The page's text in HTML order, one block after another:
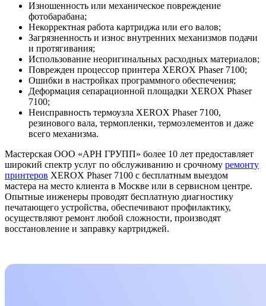
Изношенность или механическое повреждение
фотобарабана;
Некорректная работа картриджа или его валов;
Загрязненность и износ внутренних механизмов подачи
и протягивания;
Использование неоригинальных расходных материалов;
Поврежден процессор принтера XEROX Phaser 7100;
Ошибки в настройках программного обеспечения;
Деформация сепарационной площадки XEROX Phaser
7100;
Неисправность термоузла XEROX Phaser 7100,
резинового вала, термопленки, термоэлементов и даже
всего механизма.
Мастерская ООО «АРН ГРУПП» более 10 лет предоставляет
широкий спектр услуг по обслуживанию и срочному ремонту
принтеров XEROX Phaser 7100 с бесплатным выездом
мастера на место клиента в Москве или в сервисном центре.
Опытные инженеры проводят бесплатную диагностику
печатающего устройства, обеспечивают профилактику,
осуществляют ремонт любой сложности, производят
восстановление и заправку картриджей.